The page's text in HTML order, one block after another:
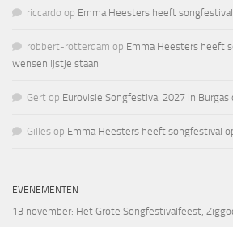
riccardo op Emma Heesters heeft
robbert-rotterdam op Emma Heesters heeft
wensenlijstje staan
Gert op Eurovisie Songfestival 2027 in Burgas
Gilles op Emma Heesters heeft songfestival
EVENEMENTEN
13 november: Het Grote Songfestivalfeest,